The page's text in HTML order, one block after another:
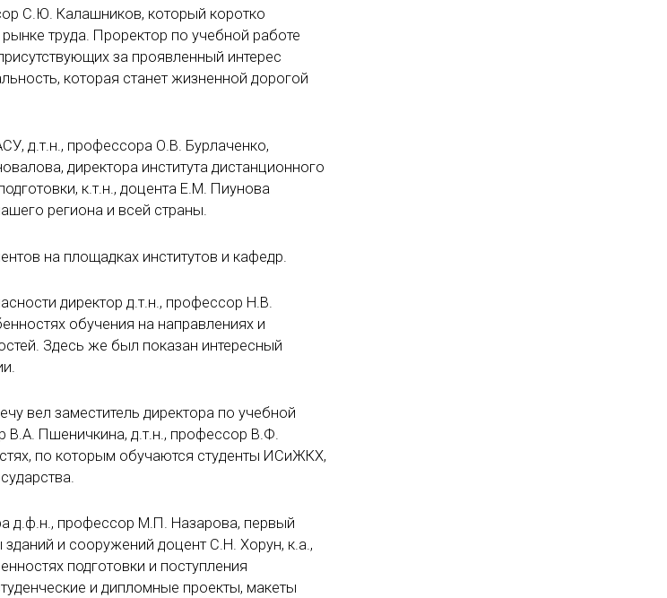
С.Ю. Калашников, который коротко
труда. Проректор по учебной работе
за проявленный интерес
которая станет жизненной дорогой
д.т.н., профессора О.В. Бурлаченко,
директора института дистанционного
к.т.н., доцента Е.М. Пиунова
региона и всей страны.
на площадках институтов и кафедр.
директор д.т.н., профессор Н.В.
обучения на направлениях и
Здесь же был показан интересный
вел заместитель директора по учебной
В.А. Пшеничкина, д.т.н., профессор В.Ф.
по которым обучаются студенты ИСиЖКХ,
д.ф.н., профессор М.П. Назарова, первый
и сооружений доцент С.Н. Хорун, к.а.,
подготовки и поступления
и дипломные проекты, макеты